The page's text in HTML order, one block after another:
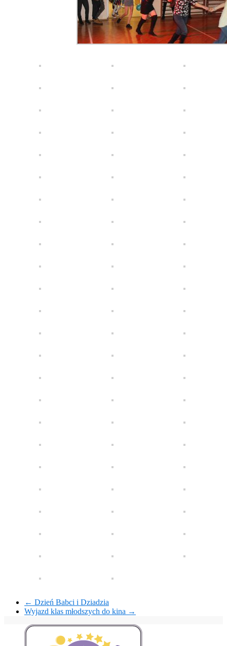
← Dzień Babci i Dziadzia
Wyjazd klas młodszych do kina →